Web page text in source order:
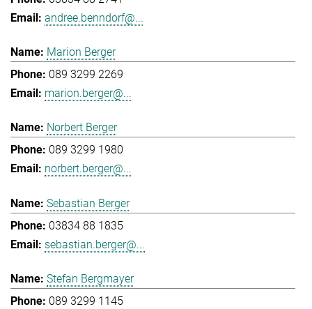
andree.benndorf@...
Marion Berger
089 3299 2269
marion.berger@...
Norbert Berger
089 3299 1980
norbert.berger@...
Sebastian Berger
03834 88 1835
sebastian.berger@...
Stefan Bergmayer
089 3299 1145